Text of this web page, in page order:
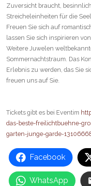
Zuversicht braucht,
Streicheleinheiten für die
Freuen Sie sich auf
lassen Sie sich inspirieren
Weitere Juwelen
Sommernachtstraum. Das
Erlebnis zu werden, das Sie
freuen uns auf Sie.
Tickets gibt es bei Eventim
das-beste-freilichtbuehne-
garten-junge-garde-
Facebook
WhatsApp